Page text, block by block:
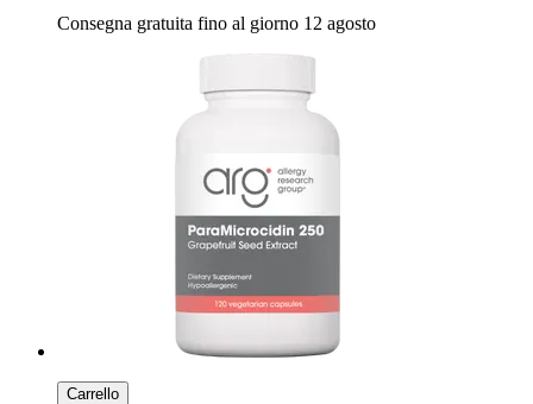
Consegna gratuita fino al giorno 12 agosto
Carrello